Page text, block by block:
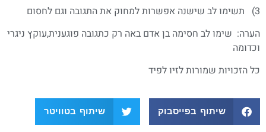
3) תשימו לב שישנה אפשרות למחוק את התגובה וגם לחסום
הערה: שימו לב חסימה בן אדם באה רק כתגובה פוגענית,עוקץ ניגרי
וכדומה
כל הזכויות שמורות לזיו לפיד
שיתוף בפייסבוק שיתוף בטוויטר